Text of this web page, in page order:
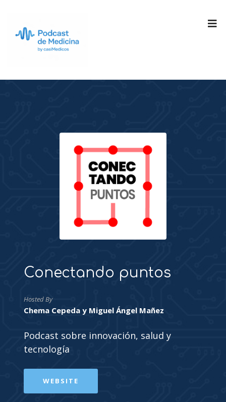
Conectando puntos
Hosted By
Chema Cepeda y Miguel Ángel Mañez
Podcast sobre innovación, salud y
tecnología
WEBSITE